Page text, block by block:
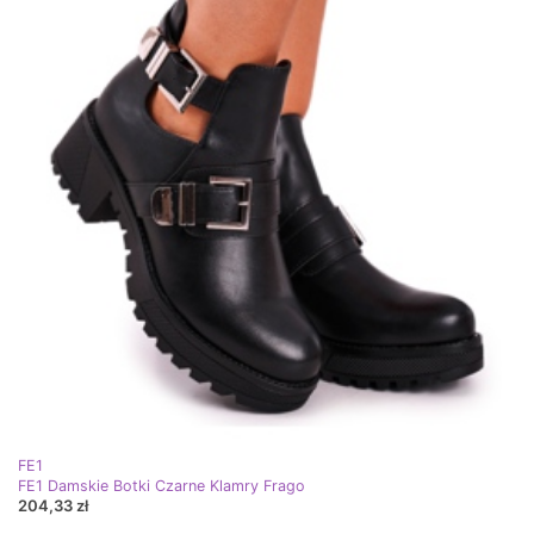
FE1
FE1 Damskie Botki Czarne Klamry Frago
204,33 zł